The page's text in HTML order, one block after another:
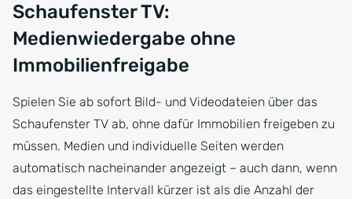
Schaufenster TV:
Medienwiedergabe ohne
Immobilienfreigabe
Spielen Sie ab sofort Bild- und Videodateien über das
Schaufenster TV ab, ohne dafür Immobilien freigeben zu
müssen. Medien und individuelle Seiten werden
automatisch nacheinander angezeigt – auch dann, wenn
das eingestellte Intervall kürzer ist als die Anzahl der